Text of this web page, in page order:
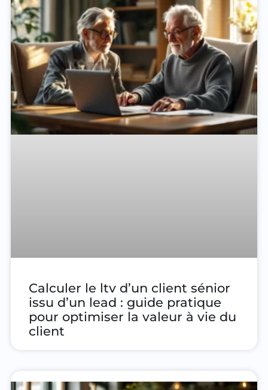
Calculer le ltv d’un client sénior
issu d’un lead : guide pratique
pour optimiser la valeur à vie du
client